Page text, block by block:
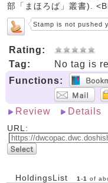
部「まほろば」叢書).
Stamp is not pushed
Rating:
Tag:
No tag is
Functions:
Review Details
URL:
HoldingsList 1 -1 of